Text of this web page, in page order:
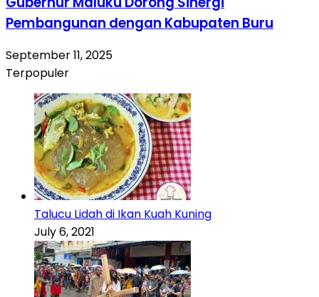
Pembangunan dengan Kabupaten Buru
September 11, 2025
Terpopuler
Talucu Lidah di Ikan Kuah Kuning
July 6, 2021